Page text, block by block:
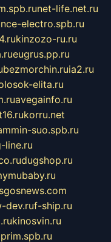
net-life.net.ru
electro.spb.ru
kinzozo-ru.ru
eugrus.pp.ru
bezmorchin.ruia2.ru
elita.ru
avegainfo.ru
korru.net
suo.spb.ru
line.ru
dugshop.ru
dev.ruf-ship.ru
kinosvin.ru